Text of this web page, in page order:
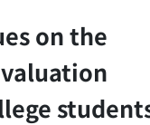
on the